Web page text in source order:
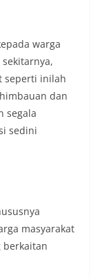
warga
seperti inilah
dan
segala
sedini
masyarakat
berkaitan